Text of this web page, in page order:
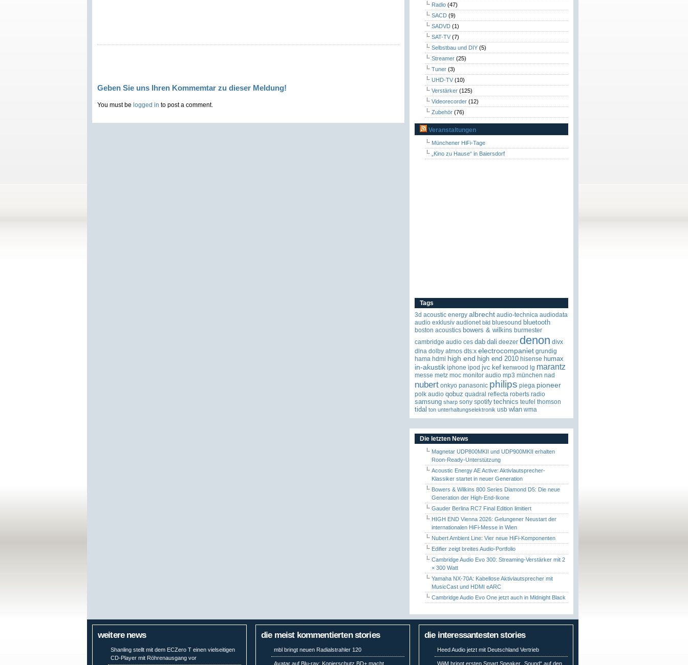
Geben Sie uns Ihren Kommemtar zu dieser Meldung!
You must be logged in to post a comment.
Radio (47)
SACD (9)
SADVD (1)
SAT-TV (7)
Selbstbau und DIY (5)
Streamer (25)
Tuner (3)
UHD-TV (10)
Verstärker (125)
Videorecorder (12)
Zubehör (76)
Veranstaltungen
Münchener HiFi-Tage
„Kino zu Hause“ in Baiersdorf
Tags
3d acoustic energy albrecht audio-technica audiodata
audio exklusiv audionet bild bluesound bluetooth
boston acoustics bowers & wilkins burmester
cambridge audio ces dab dali deezer denon divx
dlna dolby atmos dts:x electrocompaniet grundig
hama hdmi high end high end 2010 hisense humax
in-akustik iphone ipod jvc kef kenwood lg marantz
messe metz moc monitor audio mp3 münchen nad
nubert onkyo panasonic philips piega pioneer
polk audio qobuz quadral reflecta roberts radio
samsung sharp sony spotify technics teufel thomson
tidal ton unterhaltungselektronik usb wlan wma
Die letzten News
Magnetar UDP800MKII und UDP900MKII erhalten
Roon-Ready-Unterstützung
Acoustic Energy AE Active: Aktivlautsprecher-
Klassiker startet in neuer Generation
Bowers & Wilkins 800 Series Diamond D5: Die neue
Generation der High-End-Ikone
Gauder Berlina RC7 Final Edition limitiert
HIGH END Vienna 2026: Gelungener Neustart der
internationalen HiFi-Messe in Wien
Nubert Ambient Line: Vier neue HiFi-Komponenten
Edifier zeigt breites Audio-Portfolio
Cambridge Audio Evo 300: Streaming-Verstärker mit 2
× 300 Watt
Yamaha NX-70A: Kabellose Aktivlautsprecher mit
MusicCast und HDMI eARC
Cambridge Audio Evo One jetzt auch in Midnight Black
weitere news
Shanling stellt mit dem ECZero T einen vielseitigen
CD-Player mit Röhrenausgang vor
die meist kommentierten stories
mbl bringt neuen Radialstrahler 120
Avatar auf Blu-ray: Kopierschutz BD+ macht
die interessantesten stories
Heed Audio jetzt mit Deutschland Vertrieb
WiiM bringt ersten Smart Speaker „Sound“ auf den